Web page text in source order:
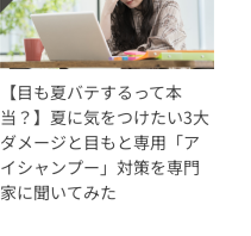
【目も夏バテするって本
当？】夏に気をつけたい3大
ダメージと目もと専用「ア
イシャンプー」対策を専門
家に聞いてみた